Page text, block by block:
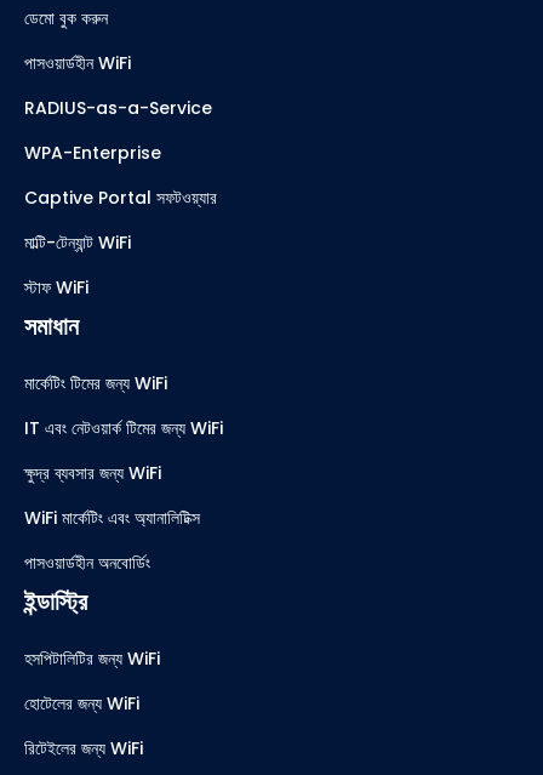
ডেমো বুক করুন
পাসওয়ার্ডহীন WiFi
RADIUS-as-a-Service
WPA-Enterprise
Captive Portal সফটওয়্যার
মাল্টি-টেন্যান্ট WiFi
স্টাফ WiFi
সমাধান
মার্কেটিং টিমের জন্য WiFi
IT এবং নেটওয়ার্ক টিমের জন্য WiFi
ক্ষুদ্র ব্যবসার জন্য WiFi
WiFi মার্কেটিং এবং অ্যানালিটিক্স
পাসওয়ার্ডহীন অনবোর্ডিং
ইন্ডাস্ট্রি
হসপিটালিটির জন্য WiFi
হোটেলের জন্য WiFi
রিটেইলের জন্য WiFi